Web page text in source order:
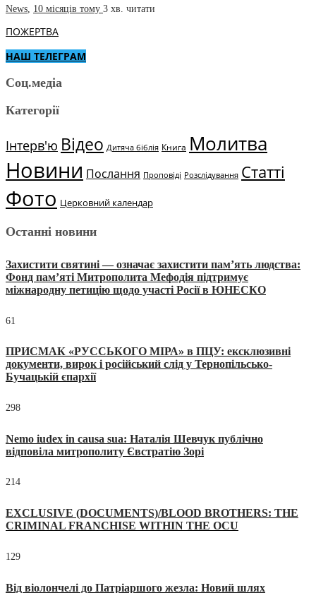
News, 10 місяців тому 3 хв. читати
ПОЖЕРТВА
НАШ ТЕЛЕГРАМ
Соц.медіа
Категорії
Інтерв'ю Відео Дитяча біблія Книга Молитва
Новини Послання Проповіді Розслідування Статті
Фото Церковний календар
Останні новини
Захистити святині — означає захистити пам’ять людства:
Фонд пам’яті Митрополита Мефодія підтримує
міжнародну петицію щодо участі Росії в ЮНЕСКО
61
ПРИСМАК «РУССЬКОГО МІРА» в ПЦУ: ексклюзивні
документи, вирок і російський слід у Тернопільсько-
Бучацькій єпархії
298
Nemo iudex in causa sua: Наталія Шевчук публічно
відповіла митрополиту Євстратію Зорі
214
EXCLUSIVE (DOCUMENTS)/BLOOD BROTHERS: THE
CRIMINAL FRANCHISE WITHIN THE OCU
129
Від віолончелі до Патріаршого жезла: Новий шлях